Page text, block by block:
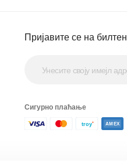
Пријавите се на билтен
Сигурно плаћање